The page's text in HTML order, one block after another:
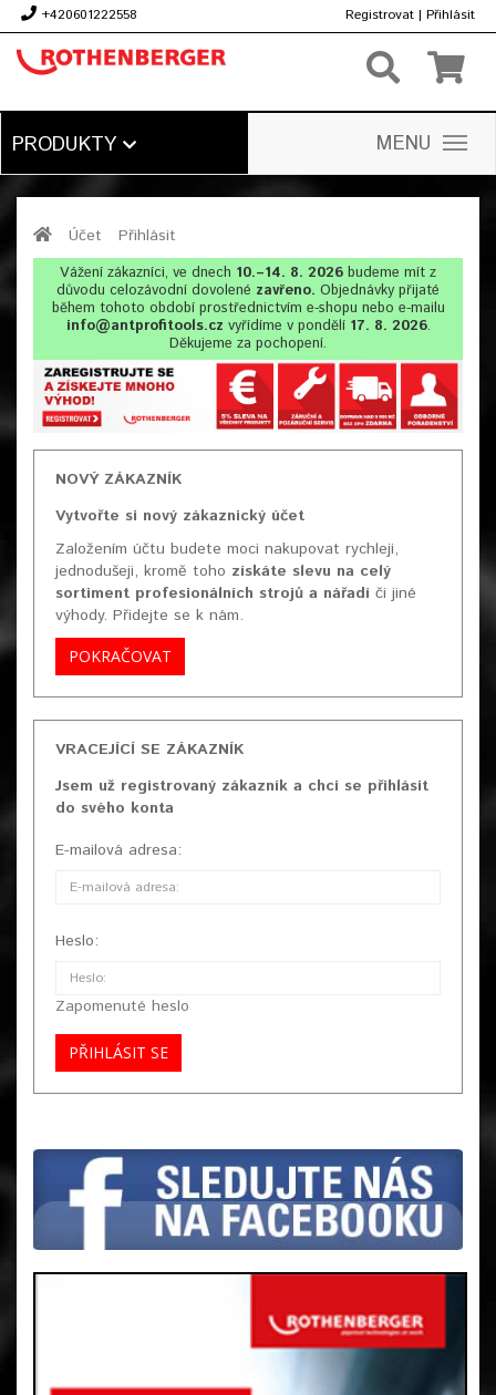
+420601222558 Registrovat | Přihlásit
PRODUKTY MENU
Účet Přihlásit
Vážení zákazníci, ve dnech 10.–14. 8. 2026 budeme mít z
důvodu celozávodní dovolené zavřeno. Objednávky přijaté
během tohoto období prostřednictvím e-shopu nebo e-mailu
info@antprofitools.cz vyřídíme v pondělí 17. 8. 2026.
Děkujeme za pochopení.
NOVÝ ZÁKAZNÍK
Vytvořte si nový zákaznický účet
Založením účtu budete moci nakupovat rychleji,
jednodušeji, kromě toho získáte slevu na celý
sortiment profesionálních strojů a nářadí či jiné
výhody. Přidejte se k nám.
POKRAČOVAT
VRACEJÍCÍ SE ZÁKAZNÍK
Jsem už registrovaný zákazník a chci se přihlásit
do svého konta
E-mailová adresa:
Heslo:
Zapomenuté heslo